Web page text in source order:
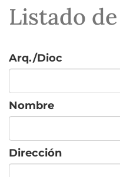
Listado
Arq./Dioc
Nombre
Dirección